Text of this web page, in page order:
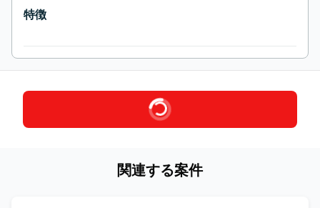
特徴
関連する案件